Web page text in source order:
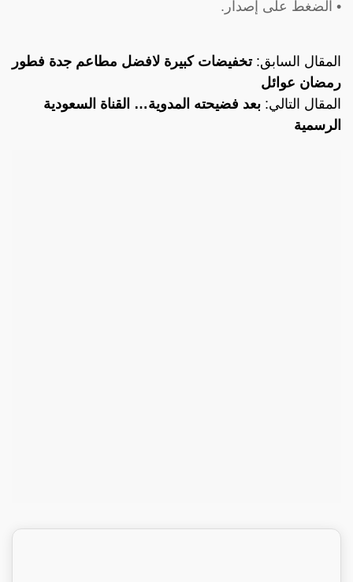
• الضغط على إصدار.
المقال السابق:تخفيضات كبيرة لافضل مطاعم جدة فطور
رمضان عوائل
المقال التالي: بعد فضيحته المدوية… القناة السعودية
الرسمية